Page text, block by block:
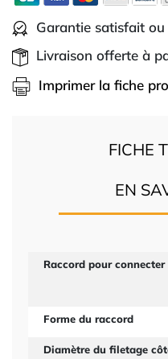
Garantie satisfait ou
Livraison offerte à
Imprimer la fiche
FICHE
EN
Raccord pour connecter
Forme du raccord
Diamètre du filetage